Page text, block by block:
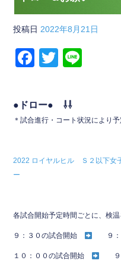
投稿日 2022年8月21日
F
c
e
o
T
tt
er
●ドロー● ⇩⇩
＊試合進行・コート状況により
2022 ロイヤルヒル Ｓ２以下女
ー
各試合開始予定時間ごとに、検温
９：３０の試合開始 ９：
１０：００の試合開始 ９